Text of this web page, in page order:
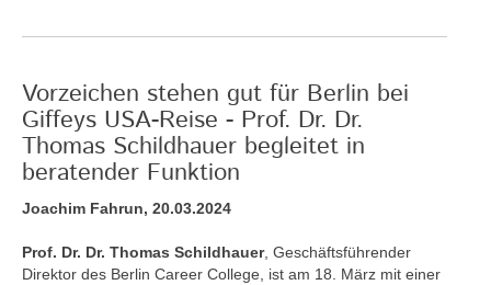
Vorzeichen stehen gut für Berlin bei
Giffeys USA-Reise - Prof. Dr. Dr.
Thomas Schildhauer begleitet in
beratender Funktion
Joachim Fahrun, 20.03.2024
Prof. Dr. Dr. Thomas Schildhauer, Geschäftsführender
Direktor des Berlin Career College, ist am 18. März mit einer